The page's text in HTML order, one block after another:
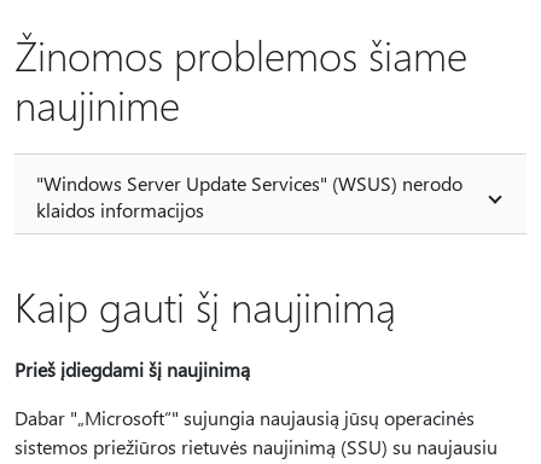
Žinomos problemos šiame
naujinime
"Windows Server Update Services" (WSUS) nerodo
klaidos informacijos
Kaip gauti šį naujinimą
Prieš įdiegdami šį naujinimą
Dabar "„Microsoft“" sujungia naujausią jūsų operacinės
sistemos priežiūros rietuvės naujinimą (SSU) su naujausiu